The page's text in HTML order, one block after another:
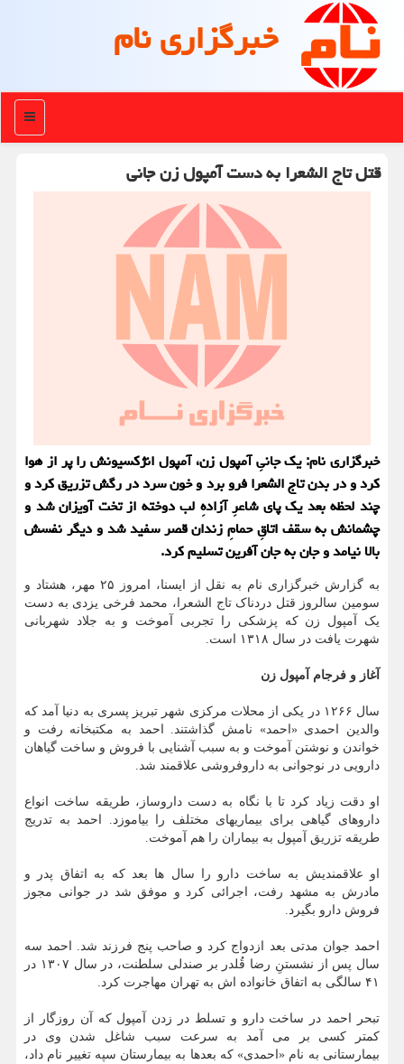
خبرگزاری نام
منو
قتل تاج الشعرا به دست آمپول زن جانی
خبرگزاری نام: یک جانیِ آمپول زن، آمپول انژکسیونش را پر از هوا
کرد و در بدن تاج الشعرا فرو برد و خون سرد در رگش تزریق کرد و
چند لحظه بعد یک پای شاعرِ آزادهِ لب دوخته از تخت آویزان شد و
چشمانش به سقف اتاقِ حمامِ زندان قصر سفید شد و دیگر نفسش
بالا نیامد و جان به جان آفرین تسلیم کرد.
به گزارش خبرگزاری نام به نقل از ایسنا، امروز ۲۵ مهر، هشتاد و
سومین سالروز قتل دردناک تاج الشعرا، محمد فرخی یزدی به دست
یک آمپول زن که پزشکی را تجربی آموخت و به جلاد شهربانی
شهرت یافت در سال ۱۳۱۸ است.
آغاز و فرجام آمپول زن
سال ۱۲۶۶ در یکی از محلات مرکزی شهر تبریز پسری به دنیا آمد که
والدین احمدی «احمد» نامش گذاشتند. احمد به مکتبخانه رفت و
خواندن و نوشتن آموخت و به سبب آشنایی با فروش و ساخت گیاهان
دارویی در نوجوانی به داروفروشی علاقمند شد.
او دقت زیاد کرد تا با نگاه به دست داروساز، طریقه ساخت انواع
داروهای گیاهی برای بیماریهای مختلف را بیاموزد. احمد به تدریج
طریقه تزریق آمپول به بیماران را هم آموخت.
او علاقمندیش به ساخت دارو را سال ها بعد که به اتفاق پدر و
مادرش به مشهد رفت، اجرائی کرد و موفق شد در جوانی مجوز
فروش دارو بگیرد.
احمد جوان مدتی بعد ازدواج کرد و صاحب پنج فرزند شد. احمد سه
سال پس از نشستنِ رضا قُلدر بر صندلی سلطنت، در سال ۱۳۰۷ در
۴۱ سالگی به اتفاق خانواده اش به تهران مهاجرت کرد.
تبحر احمد در ساخت دارو و تسلط در زدن آمپول که آن روزگار از
کمتر کسی بر می آمد به سرعت سبب شاغل شدن وی در
بیمارستانی به نام «احمدی» که بعدها به بیمارستان سپه تغییر نام داد،